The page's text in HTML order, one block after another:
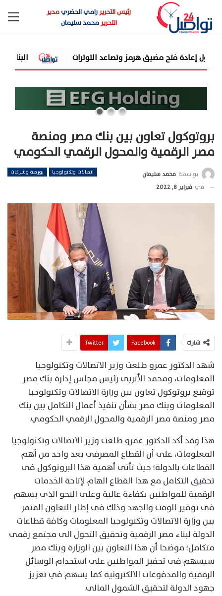
رئيس التحريررامي الحضريمدير
التحريرمحمد سليمان
البنك المركزي يطرح صكوك سيادية بقيمة 5
بروتوكول تعاون بين بنك مصر ومنصة
مصر الرقمية والمحول الرقمي الحكومي
اتصالات وتكنولوجيا بورصة وشركات بواسطة محمد سليمان
في فبراير 8, 2022
شارك Facebook
Twitter
شهد الدكتور عمرو طلعت وزير الاتصالات وتكنولوجيا
المعلومات، ومحمد الأتربى رئيس مجلس إدارة بنك مصر
توقيع بروتوكول تعاون بين وزارة الاتصالات وتكنولوجيا
المعلومات وبنك مصر بشأن تنفيذ أعمال التكامل بين بنك
مصر ومنصة مصر الرقمية والمحول الرقمي الحكومي.
هذا وقد أكد الدكتور عمرو طلعت وزير الاتصالات وتكنولوجيا
المعلومات، على أن القطاع المصرفى يعد واحد من أهم
القطاعات بالدولة؛ حيث تأتى أهمية هذا البروتوكول فى
تحقيق التكامل مع هذا القطاع الهام لإتاحة الخدمات
الرقمية للمواطنين بكفاءة عالية وعلى النحو الذى يسهم
فى توفير الوقت والجهد وذلك فى إطار التعاون المثمر
بين وزارة الاتصالات وتكنولوجيا المعلومات وكافة قطاعات
الدولة لبناء مصر الرقمية وتحقيق التحول الى مجتمع رقمى
متكامل؛ موضحا أن هذا التعاون بين الوزارة وبنك مصر
سيسهم فى تحفيز المواطنين على استخدام الوسائل
الرقمية والمدفوعات الالكترونية كما يسهم في تعزيز
جهود الدولة لتحقيق الشمول المالى.